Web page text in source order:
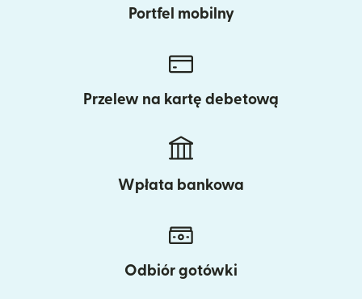
Portfel mobilny
Przelew na kartę debetową
Wpłata bankowa
Odbiór gotówki